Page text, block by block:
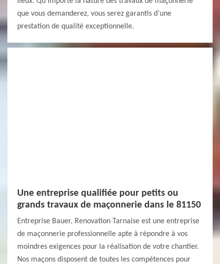
que vous demanderez, vous serez garantis d’une
prestation de qualité exceptionnelle.
Une entreprise qualifiée pour petits ou
grands travaux de maçonnerie dans le 81150
Entreprise Bauer, Renovation Tarnaise est une entreprise
de maçonnerie professionnelle apte à répondre à vos
moindres exigences pour la réalisation de votre chantier.
Nos maçons disposent de toutes les compétences pour